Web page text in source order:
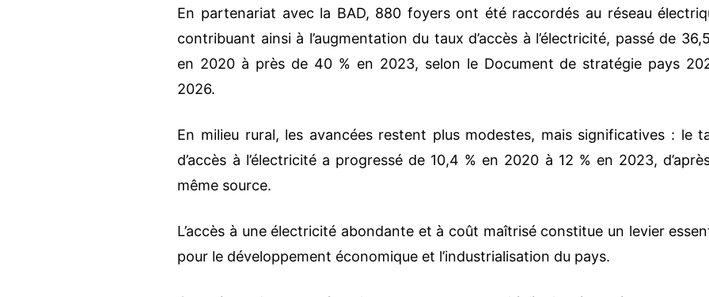
En partenariat avec la BAD, 880 foyers ont été raccordés au réseau
contribuant ainsi à l’augmentation du taux d’accès à l’électricité, passé de
en 2020 à près de 40 % en 2023, selon le Document de stratégie pays
2026.
En milieu rural, les avancées restent plus modestes, mais significatives : le
d’accès à l’électricité a progressé de 10,4 % en 2020 à 12 % en 2023,
même source.
L’accès à une électricité abondante et à coût maîtrisé constitue un levier
pour le développement économique et l’industrialisation du pays.